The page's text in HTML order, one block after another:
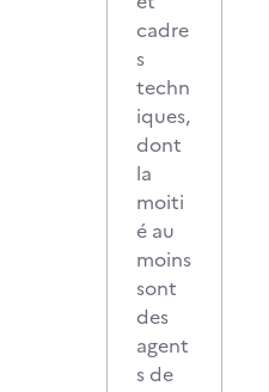
cadre
s
techn
iques,
dont
la
moiti
é au
moins
sont
des
agent
s de